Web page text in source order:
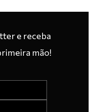
e receba
mão!